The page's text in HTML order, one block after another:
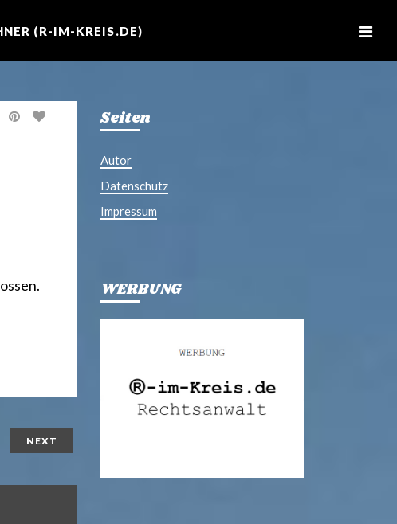
(R-IM-KREIS.DE)
P
I
NEXT
Seiten
Autor
Datenschutz
Impressum
WERBUNG